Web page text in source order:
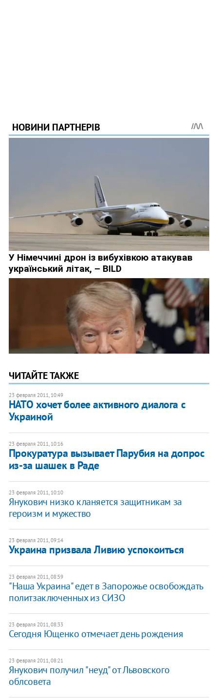
ЧИТАЙТЕ ТАКЖЕ
23 февраля 2011, 10:49
НАТО хочет более активного диалога с
Украиной
23 февраля 2011, 10:16
Прокуратура вызывает Парубия на допрос
из-за шашек в Раде
23 февраля 2011, 10:10
Янукович низко кланяется защитникам за
героизм и мужество
23 февраля 2011, 09:14
Украина призвала Ливию успокоиться
23 февраля 2011, 08:59
"Наша Украина" едет в Запорожье освобождать
политзаключенных из СИЗО
23 февраля 2011, 08:33
Сегодня Ющенко отмечает день рождения
23 февраля 2011, 08:21
Янукович получил "неуд" от Львовского
облсовета